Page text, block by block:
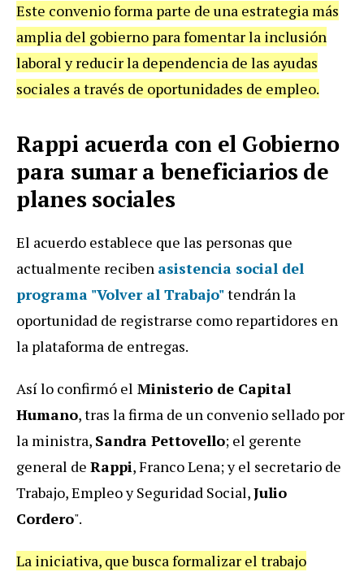
Este convenio forma parte de una estrategia más
amplia del gobierno para fomentar la inclusión
laboral y reducir la dependencia de las ayudas
sociales a través de oportunidades de empleo.
Rappi acuerda con el Gobierno
para sumar a beneficiarios de
planes sociales
El acuerdo establece que las personas que
actualmente reciben asistencia social del
programa "Volver al Trabajo"tendrán la
oportunidad de registrarse como repartidores en
la plataforma de entregas.
Así lo confirmó el Ministerio de Capital
Humano, tras la firma de un convenio sellado por
la ministra, Sandra Pettovello; el gerente
general de Rappi, Franco Lena; y el secretario de
Trabajo, Empleo y Seguridad Social,Julio
Cordero".
La iniciativa, que busca formalizar el trabajo